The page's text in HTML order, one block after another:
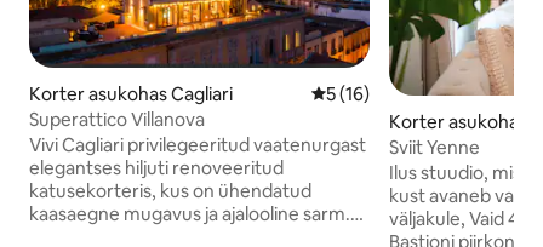
Korter asukohas Cagliari Keskmine hinnang 5/5, 16
5 (16)
Superattico Villanova
Vivi Cagliari privilegeeritud vaatenurgast
elegantses hiljuti renoveeritud
katusekorteris, kus on ühendatud
kaasaegne mugavus ja ajalooline sarm.
Korter asukohas
Sviit Yenne
Ilus stuudio, mis
kust avaneb
väljakule, Vaid 400 meetri
Bastioni